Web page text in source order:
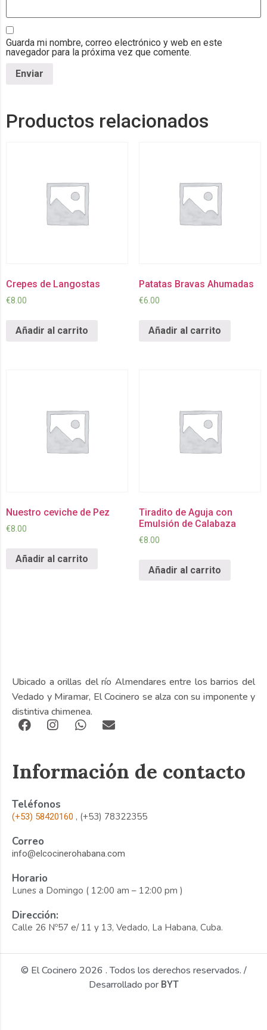
Guarda mi nombre, correo electrónico y web en este
navegador para la próxima vez que comente.
Productos relacionados
Crepes de Langostas
€8.00
Añadir al carrito
Patatas Bravas Ahumadas
€6.00
Añadir al carrito
Nuestro ceviche de Pez
€8.00
Añadir al carrito
Tiradito de Aguja con
Emulsión de Calabaza
€8.00
Añadir al carrito
Ubicado a orillas del río Almendares entre los barrios del
Vedado y Miramar, El Cocinero se alza con su imponente y
distintiva chimenea.
Información de contacto
Teléfonos
(+53) 58420160 , (+53) 78322355
Correo
info@elcocinerohabana.com
Horario
Lunes a Domingo ( 12:00 am – 12:00 pm )
Dirección:
Calle 26 Nº57 e/ 11 y 13, Vedado, La Habana, Cuba.
© El Cocinero 2026 . Todos los derechos reservados. /
Desarrollado por BYT